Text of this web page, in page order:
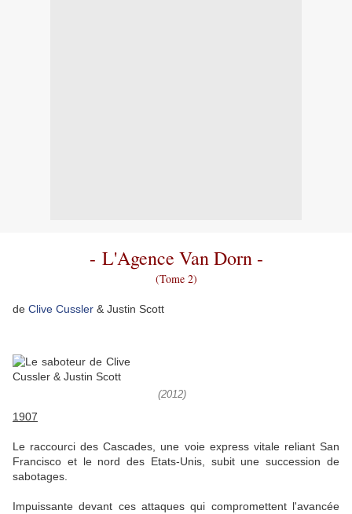
- L'Agence Van Dorn -
(Tome 2)
de Clive Cussler & Justin Scott
(2012)
1907
Le raccourci des Cascades, une voie express vitale reliant San
Francisco et le nord des Etats-Unis, subit une succession de
sabotages.
Impuissante devant ces attaques qui compromettent l'avancée